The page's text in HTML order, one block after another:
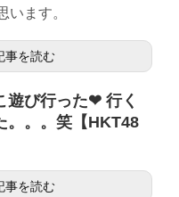
います。
事を読む
遊び行った❤ 行く
。。。笑【HKT48
事を読む